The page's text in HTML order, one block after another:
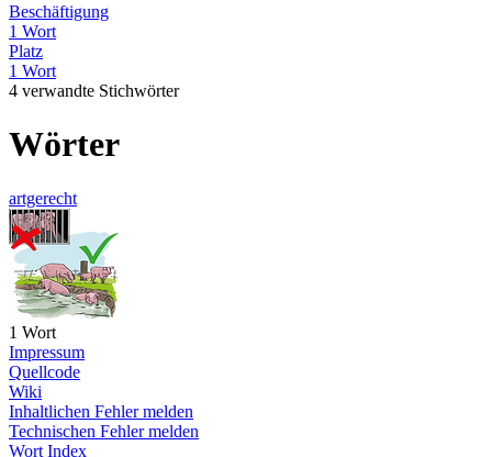
Beschäftigung
1 Wort
Platz
1 Wort
4 verwandte Stichwörter
Wörter
artgerecht
1 Wort
Impressum
Quellcode
Wiki
Inhaltlichen Fehler melden
Technischen Fehler melden
Wort Index